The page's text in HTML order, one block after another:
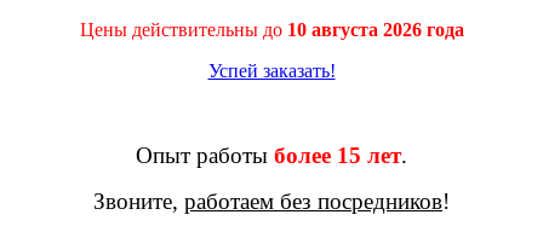
Цены действительны до 10 августа 2026 года
Успей заказать!
Опыт работы более 15 лет.
Звоните, работаем без посредников!